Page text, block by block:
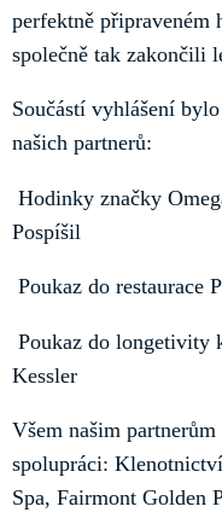
perfektně připraveném
společně tak zakončili
Součástí vyhlášení
našich partnerů:
Hodinky značky
Pospíšil
Poukaz do restaurace
Poukaz do longetivity
Kessler
Všem našim
spolupráci:
Spa, Fairmont Golden